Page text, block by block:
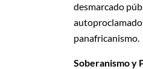
desmarcado
autoproclamado
panafricanismo.
Soberanismo y